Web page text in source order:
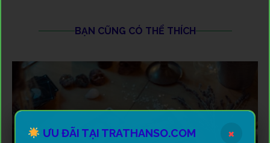
BẠN CŨNG CÓ THỂ THÍCH
ƯU ĐÃI TẠI TRATHANSO.COM ×